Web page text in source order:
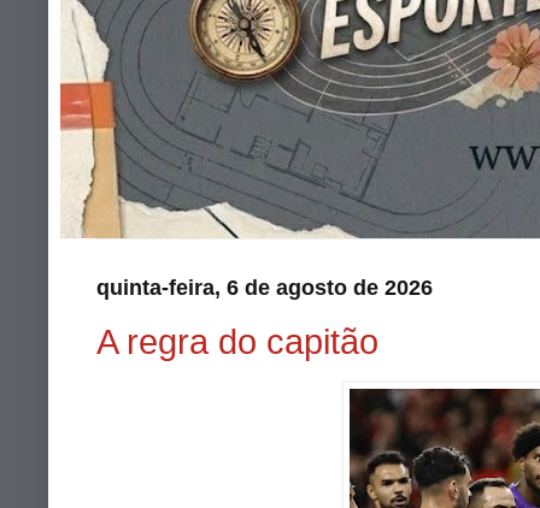
quinta-feira, 6 de agosto de 2026
A regra do capitão